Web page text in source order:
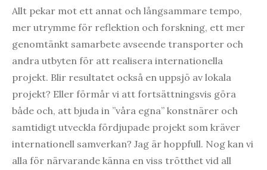
Allt pekar mot ett annat och långsammare tempo,
mer utrymme för reflektion och forskning, ett mer
genomtänkt samarbete avseende transporter och
andra utbyten för att realisera internationella
projekt. Blir resultatet också en uppsjö av lokala
projekt? Eller förmår vi att fortsättningsvis göra
både och, att bjuda in ”våra egna” konstnärer och
samtidigt utveckla fördjupade projekt som kräver
internationell samverkan? Jag är hoppfull. Nog kan vi
alla för närvarande känna en viss trötthet vid all